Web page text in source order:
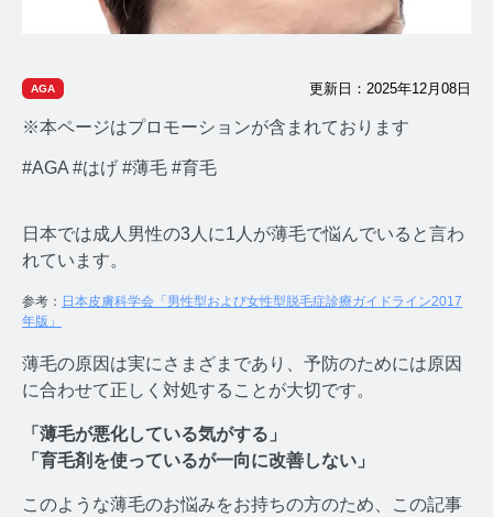
みんなのホルモン研究所 TOP
メディアコンセプト
AGAコラム TOP
テストステロン
テストステロンコラム TOP
AGA 更新日：2025年12月08日
※本ページはプロモーションが含まれております
#AGA #はげ #薄毛 #育毛
日本では成人男性の3人に1人が薄毛で悩んでいると言わ
れています。
参考： 日本皮膚科学会「男性型および女性型脱毛症診療ガイドライン2017
年版」
薄毛の原因は実にさまざまであり、予防のためには原因
に合わせて正しく対処することが大切です。
「薄毛が悪化している気がする」
「育毛剤を使っているが一向に改善しない」
このような薄毛のお悩みをお持ちの方のため、この記事